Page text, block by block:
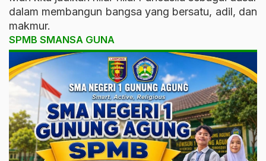
dalam membangun bangsa yang bersatu, adil, dan
makmur.
SPMB SMANSA GUNA